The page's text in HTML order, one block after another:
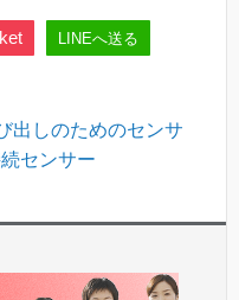
LINEへ送る
出しのためのセンサ
センサー